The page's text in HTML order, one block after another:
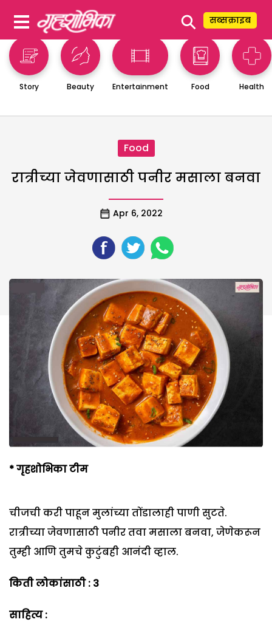
⚲ सब्सक्राइब
Story Beauty Entertainment Food Health
Food
रात्रीच्या जेवणासाठी पनीर मसाला बनवा
Apr 6, 2022
*गृहशोभिकाटीम
चीजची करी पाहून मुलांच्या तोंडालाही पाणी सुटते.
रात्रीच्या जेवणासाठी पनीर तवा मसाला बनवा, जेणेकरून
तुम्ही आणि तुमचे कुटुंबही आनंदी व्हाल.
किती लोकांसाठी : 3
साहित्य :